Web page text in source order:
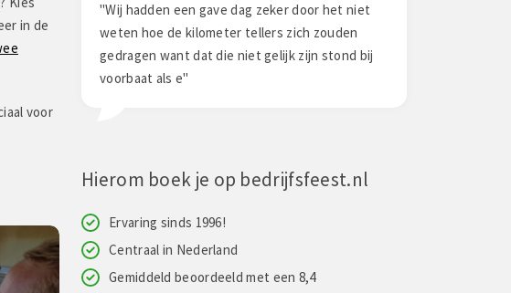
in de
voor
zeker door het niet
zich zouden
gelijk zijn stond bij
"Was een Top dag zeker een aanrader voor de
volgende x voor anderen"
Hierom boek je op bedrijfsfeest.nl
Ervaring sinds 1996!
Centraal in Nederland
Gemiddeld beoordeeld met een 8,4